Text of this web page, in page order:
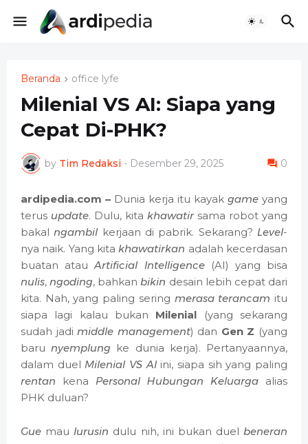
Beranda office lyfe
Milenial VS AI: Siapa yang
Cepat Di-PHK?
by Tim Redaksi - Desember 29, 2025 0
ardipedia.com – Dunia kerja itu kayak game yang
terus update. Dulu, kita khawatirsama robot yang
bakalngambilkerjaan di pabrik. Sekarang?Level-
nya naik. Yang kitakhawatirkan adalah kecerdasan
buatan atauArtificial Intelligence(AI) yang bisa
nulis,ngoding, bahkanbikin desain lebih cepat dari
kita. Nah, yang paling sering merasa terancam itu
siapa lagi kalau bukan Milenial (yang sekarang
sudah jadimiddle management) dan Gen Z (yang
barunyemplung ke dunia kerja). Pertanyaannya,
dalam duel Milenial VS AIini, siapa sih yang paling
rentan kena Personal Hubungan Keluarga alias
PHK duluan?
Gue maulurusin dulu nih, ini bukan duel beneran